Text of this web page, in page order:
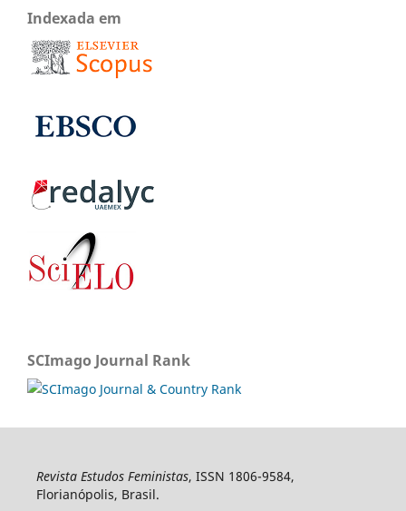
Indexada em
SCImago Journal Rank
Revista Estudos Feministas, ISSN 1806-9584,
Florianópolis, Brasil.